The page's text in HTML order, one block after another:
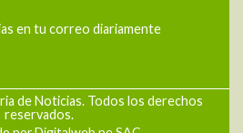
en tu correo diariamente
de Noticias. Todos los derechos
reservados.